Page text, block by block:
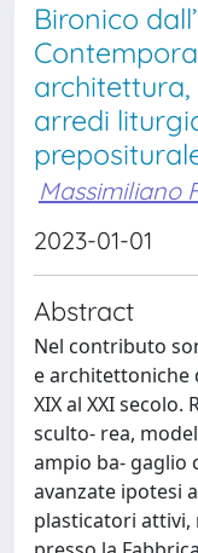
Bironico
arredi
Massimiliano
2023-01-01
Abstract
Nel contributo
e architettoniche
XIX al XXI secolo.
sculto- rea,
ampio ba- gaglio
avanzate ipotesi
plasticatori attivi,